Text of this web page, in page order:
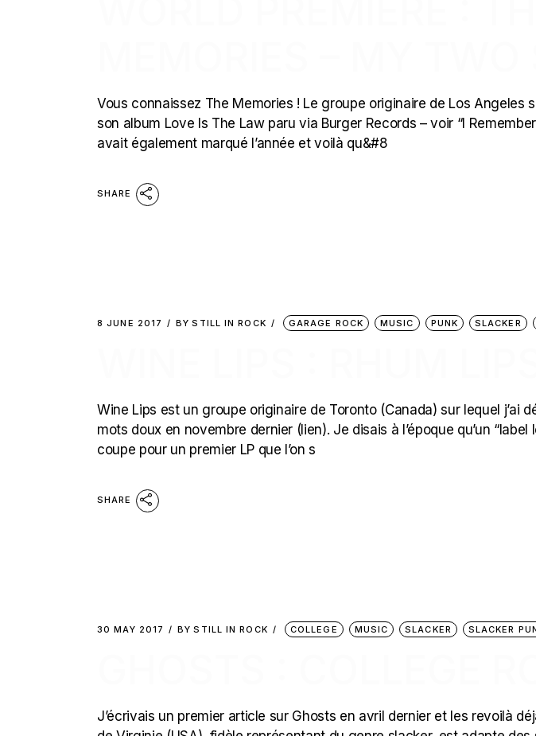
Vous connaissez The Memories ! Le groupe originaire de Los Angeles
son album Love Is The Law paru via Burger Records – voir “I
avait également marqué l’année et voilà qu&#8
SHARE
8 JUNE 2017 BY STILL IN ROCK GARAGE ROCK MUSIC PUNK SLACKER
Wine Lips est un groupe originaire de Toronto (Canada) sur lequel j’ai
mots doux en novembre dernier (lien). Je disais à l’époque qu’un
coupe pour un premier LP que l’on s
SHARE
30 MAY 2017 BY STILL IN ROCK COLLEGE MUSIC SLACKER SLACKER
J’écrivais un premier article sur Ghosts en avril dernier et les revoilà